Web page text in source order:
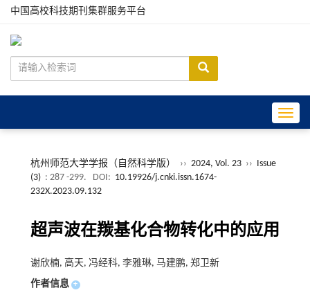
中国高校科技期刊集群服务平台
杭州师范大学学报（自然科学版） ›› 2024, Vol. 23 ›› Issue
(3) : 287 -299. DOI: 10.19926/j.cnki.issn.1674-
232X.2023.09.132
超声波在羰基化合物转化中的应用
谢欣楠, 高天, 冯经科, 李雅琳, 马建鹏, 郑卫新
作者信息 +